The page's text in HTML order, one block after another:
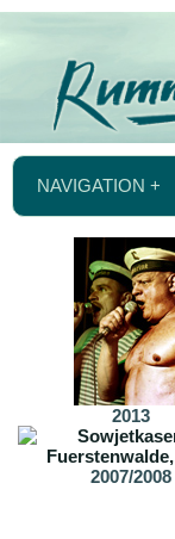
NAVIGATION +
2013
2007/2008